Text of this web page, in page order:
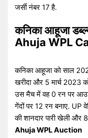
जर्सी नंबर 17 है.
कनिका आहूजा
Ahuja WPL
कनिका आहूजा को साल
खरीदा और 5 मार्च 2023
उस मैच में वह 0 रन पर
गेंदों पर 12 रन बनाए.
की शानदार पारी खेली
Ahuja WPL Auction